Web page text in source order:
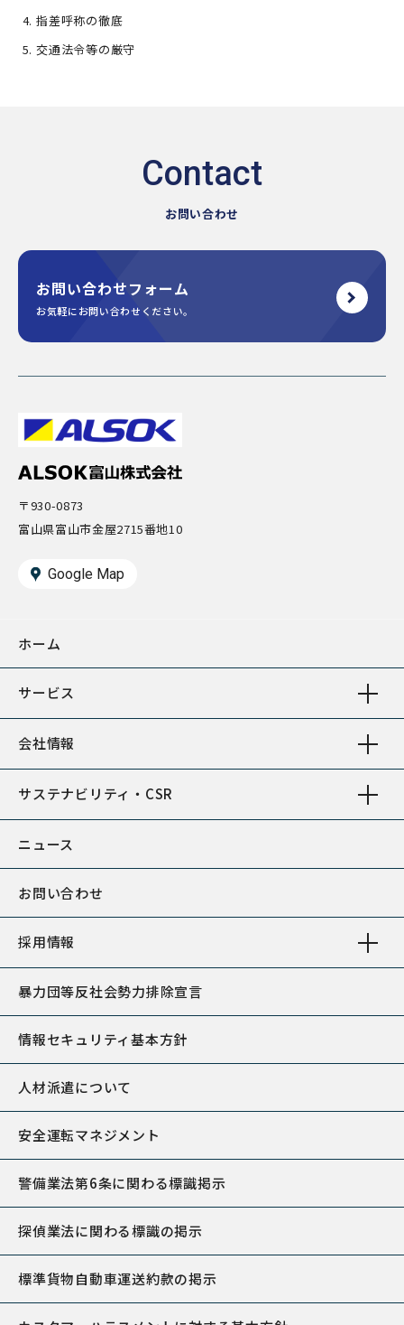
指差呼称の徹底
交通法令等の厳守
お問い合わせ
お問い合わせフォーム
お気軽にお問い合わせください。
〒930-0873
富山県富山市金屋2715番地10
Google Map
ホーム
サービス
会社情報
サステナビリティ・CSR
ニュース
お問い合わせ
採用情報
暴力団等反社会勢力排除宣言
情報セキュリティ基本方針
人材派遣について
安全運転マネジメント
警備業法第6条に関わる標識掲示
探偵業法に関わる標識の掲示
標準貨物自動車運送約款の掲示